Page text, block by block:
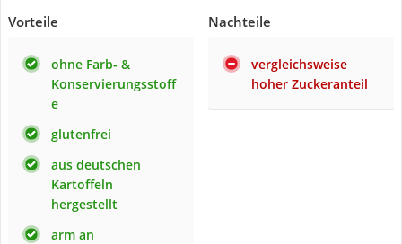
Vorteile
ohne Farb- &
Konservierungsstoff
e
glutenfrei
aus deutschen
Kartoffeln
hergestellt
arm an
Nachteile
vergleichsweise
hoher Zuckeranteil